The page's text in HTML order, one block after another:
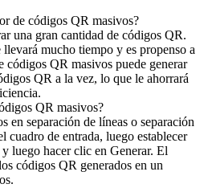
de códigos QR masivos?
una gran cantidad de códigos QR.
mucho tiempo y es propenso a
códigos QR masivos puede generar
QR a la vez, lo que le ahorrará
QR masivos?
en separación de líneas o separación
cuadro de entrada, luego establecer
luego hacer clic en Generar. El
códigos QR generados en un